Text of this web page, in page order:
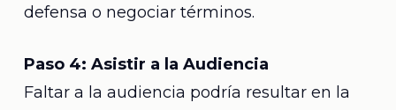
defensa o negociar términos.
Paso 4: Asistir a la Audiencia
Faltar a la audiencia podría resultar en la